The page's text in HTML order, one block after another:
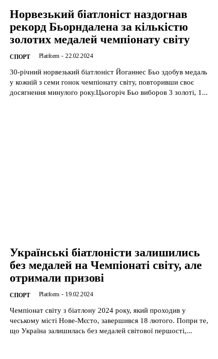
Норвезький біатлоніст наздогнав
рекорд Бьорндалена за кількістю
золотих медалей чемпіонату світу
CПОРТ Platform - 22.02.2024
30-річний норвезький біатлоніст Йоганнес Бьо здобув медаль
у кожній з семи гонок чемпіонату світу, повторивши своє
досягнення минулого року.Цьогоріч Бьо виборов 3 золоті, 1...
Українські біатлоністи залишились
без медалей на Чемпіонаті світу, але
отримали призові
CПОРТ Platform - 19.02.2024
Чемпіонат світу з біатлону 2024 року, який проходив у
чеському місті Нове-Мєсто, завершився 18 лютого. Попри те,
що Україна залишилась без медалей світової першості,...